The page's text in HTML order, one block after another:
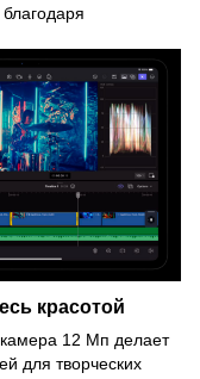
красотой
12 Мп делает
для творческих